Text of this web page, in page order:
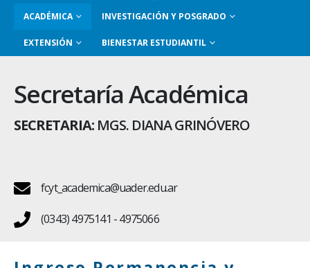
ACADÉMICA INVESTIGACIÓN Y POSGRADO
EXTENSIÓN BIENESTAR ESTUDIANTIL
Secretaría Académica
SECRETARIA: MGS. DIANA GRINÓVERO
fcyt_academica@uader.edu.ar
(0343) 4975141 - 4975066